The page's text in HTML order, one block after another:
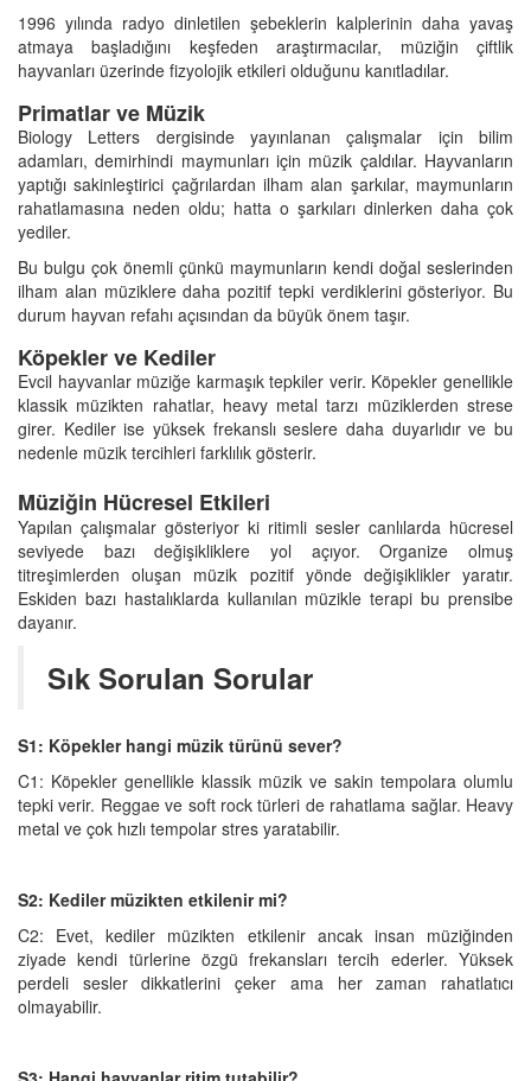
1996 yılında radyo dinletilen şebeklerin kalplerinin daha yavaş
atmaya başladığını keşfeden araştırmacılar, müziğin çiftlik
hayvanları üzerinde fizyolojik etkileri olduğunu kanıtladılar.
Primatlar ve Müzik
Biology Letters dergisinde yayınlanan çalışmalar için bilim
adamları, demirhindi maymunları için müzik çaldılar. Hayvanların
yaptığı sakinleştirici çağrılardan ilham alan şarkılar, maymunların
rahatlamasına neden oldu; hatta o şarkıları dinlerken daha çok
yediler.
Bu bulgu çok önemli çünkü maymunların kendi doğal seslerinden
ilham alan müziklere daha pozitif tepki verdiklerini gösteriyor. Bu
durum hayvan refahı açısından da büyük önem taşır.
Köpekler ve Kediler
Evcil hayvanlar müziğe karmaşık tepkiler verir. Köpekler genellikle
klassik müzikten rahatlar, heavy metal tarzı müziklerden strese
girer. Kediler ise yüksek frekanslı seslere daha duyarlıdır ve bu
nedenle müzik tercihleri farklılık gösterir.
Müziğin Hücresel Etkileri
Yapılan çalışmalar gösteriyor ki ritimli sesler canlılarda hücresel
seviyede bazı değişikliklere yol açıyor. Organize olmuş
titreşimlerden oluşan müzik pozitif yönde değişiklikler yaratır.
Eskiden bazı hastalıklarda kullanılan müzikle terapi bu prensibe
dayanır.
Sık Sorulan Sorular
S1: Köpekler hangi müzik türünü sever?
C1: Köpekler genellikle klassik müzik ve sakin tempolara olumlu
tepki verir. Reggae ve soft rock türleri de rahatlama sağlar. Heavy
metal ve çok hızlı tempolar stres yaratabilir.
S2: Kediler müzikten etkilenir mi?
C2: Evet, kediler müzikten etkilenir ancak insan müziğinden
ziyade kendi türlerine özgü frekansları tercih ederler. Yüksek
perdeli sesler dikkatlerini çeker ama her zaman rahatlatıcı
olmayabilir.